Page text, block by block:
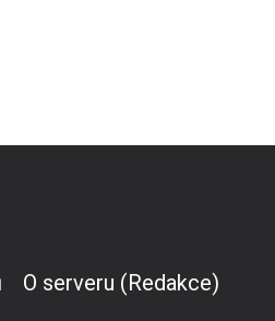
O serveru (Redakce)